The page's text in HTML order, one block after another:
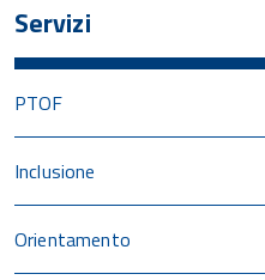
Servizi
PTOF
Inclusione
Orientamento